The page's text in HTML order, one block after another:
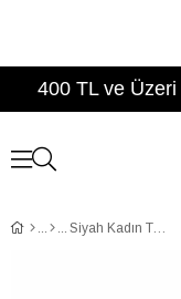
400 TL ve
Siyah Kadın Terlik D726765109